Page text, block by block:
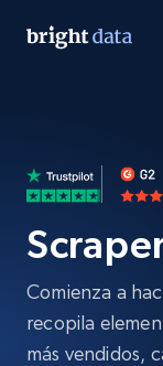
Comienza a
recopila
más vendidos,